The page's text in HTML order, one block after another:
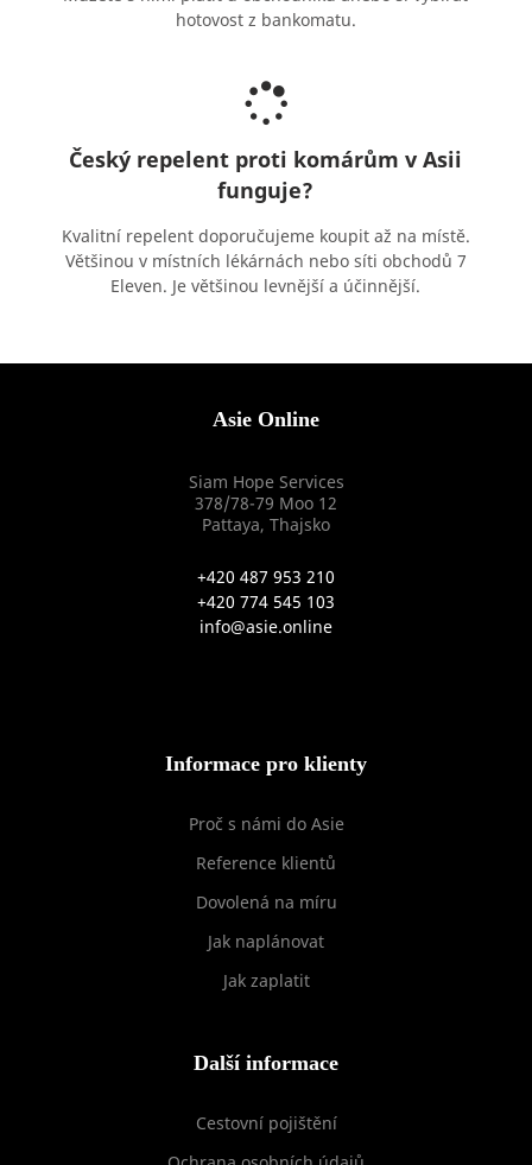
hotovost z bankomatu.
Český repelent proti komárům v Asii
funguje?
Kvalitní repelent doporučujeme koupit až na místě.
Většinou v místních lékárnách nebo síti obchodů 7
Eleven. Je většinou levnější a účinnější.
Asie Online
Siam Hope Services
378/78-79 Moo 12
Pattaya, Thajsko
+420 487 953 210
+420 774 545 103
info@asie.online
Informace pro klienty
Proč s námi do Asie
Reference klientů
Dovolená na míru
Jak naplánovat
Jak zaplatit
Další informace
Cestovní pojištění